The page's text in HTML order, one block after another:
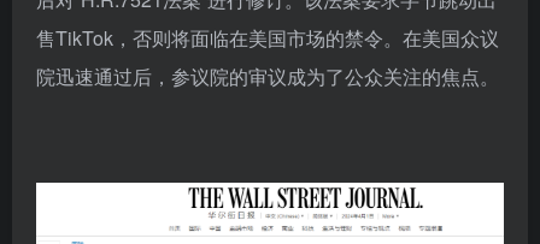
售TikTok，否则将面临在美国市场的禁令。在美国众议
院迅速通过后，参议院的审议成为了公众关注的焦点。